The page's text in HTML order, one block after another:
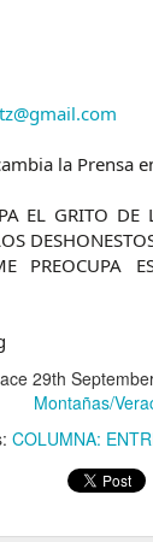
la Prensa
EL GRITO DE
PREOCUPA
29th
Montañas/
COLUMNA: